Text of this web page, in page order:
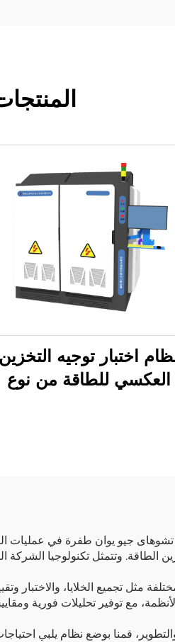
اختبار توجيه التخزين
العكسي للطاقة من نوع
الطاقة. وتتمثل تكنولوجيا
مثل تجميع الخلايا،
مع توفير تحليلات فورية
قمنا بوضع نظام يلبي